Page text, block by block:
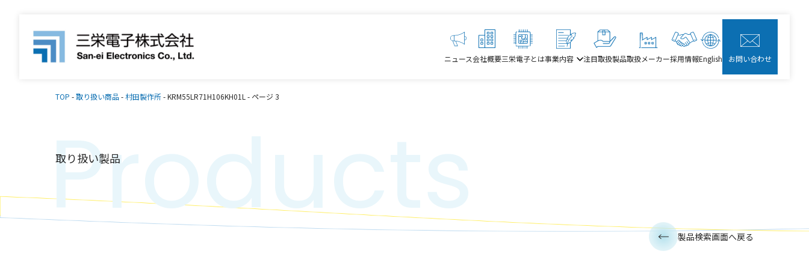
ニュース会社概要三栄電子とは事業内容 注目取扱製品取扱メーカー採用情報English お問い合わせ
TOP -取り扱い商品-村田製作所-KRM55LR71H106KH01L - ページ 3
取り扱い製品
Products 製品検索画面へ戻る